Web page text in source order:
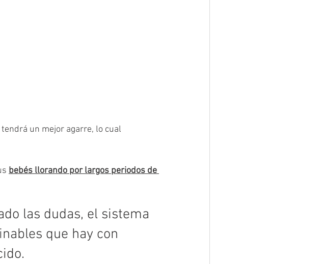
tendrá un mejor agarre, lo cual
bebés llorando por largos periodos de
las dudas, el sistema
que hay con